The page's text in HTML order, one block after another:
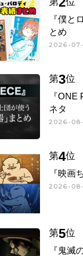
『僕と
とめ
2026-
第3位
『
ネタ
2026-
第4位
『映画
2026-
第5位
『鬼滅